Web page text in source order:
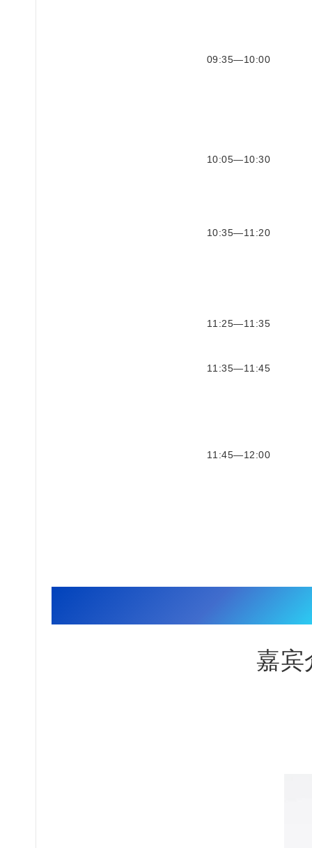
09:35—10:00
10:05—10:30
10:35—11:20
11:25—11:35
11:35—11:45
11:45—12:00
嘉宾